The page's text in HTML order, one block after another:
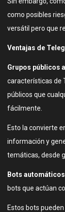
como posibles
versátil pero que
Ventajas de
Grupos públicos
características de
públicos que
fácilmente.
Esto la convierte
información y
temáticas, desde
Bots
bots que actúan
Estos bots